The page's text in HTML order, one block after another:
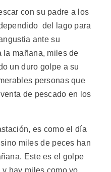
con su padre a los
del lago para
ante su
la mañana, miles de
un duro golpe a su
personas que
de pescado en los
es como el día
miles de peces han
Este es el golpe
hay miles como yo